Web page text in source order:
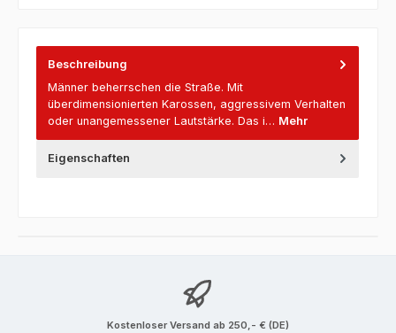
Beschreibung
Männer beherrschen die Straße. Mit
überdimensionierten Karossen, aggressivem Verhalten
oder unangemessener Lautstärke. Das i… Mehr
Eigenschaften
Kostenloser Versand ab 250,- € (DE)